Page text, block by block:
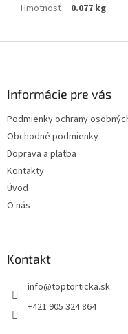
Hmotnosť: 0.077 kg
Informácie pre vás
Podmienky ochrany
Obchodné podmienky
Doprava a platba
Kontakty
Úvod
O nás
Kontakt
+421 905 324 864